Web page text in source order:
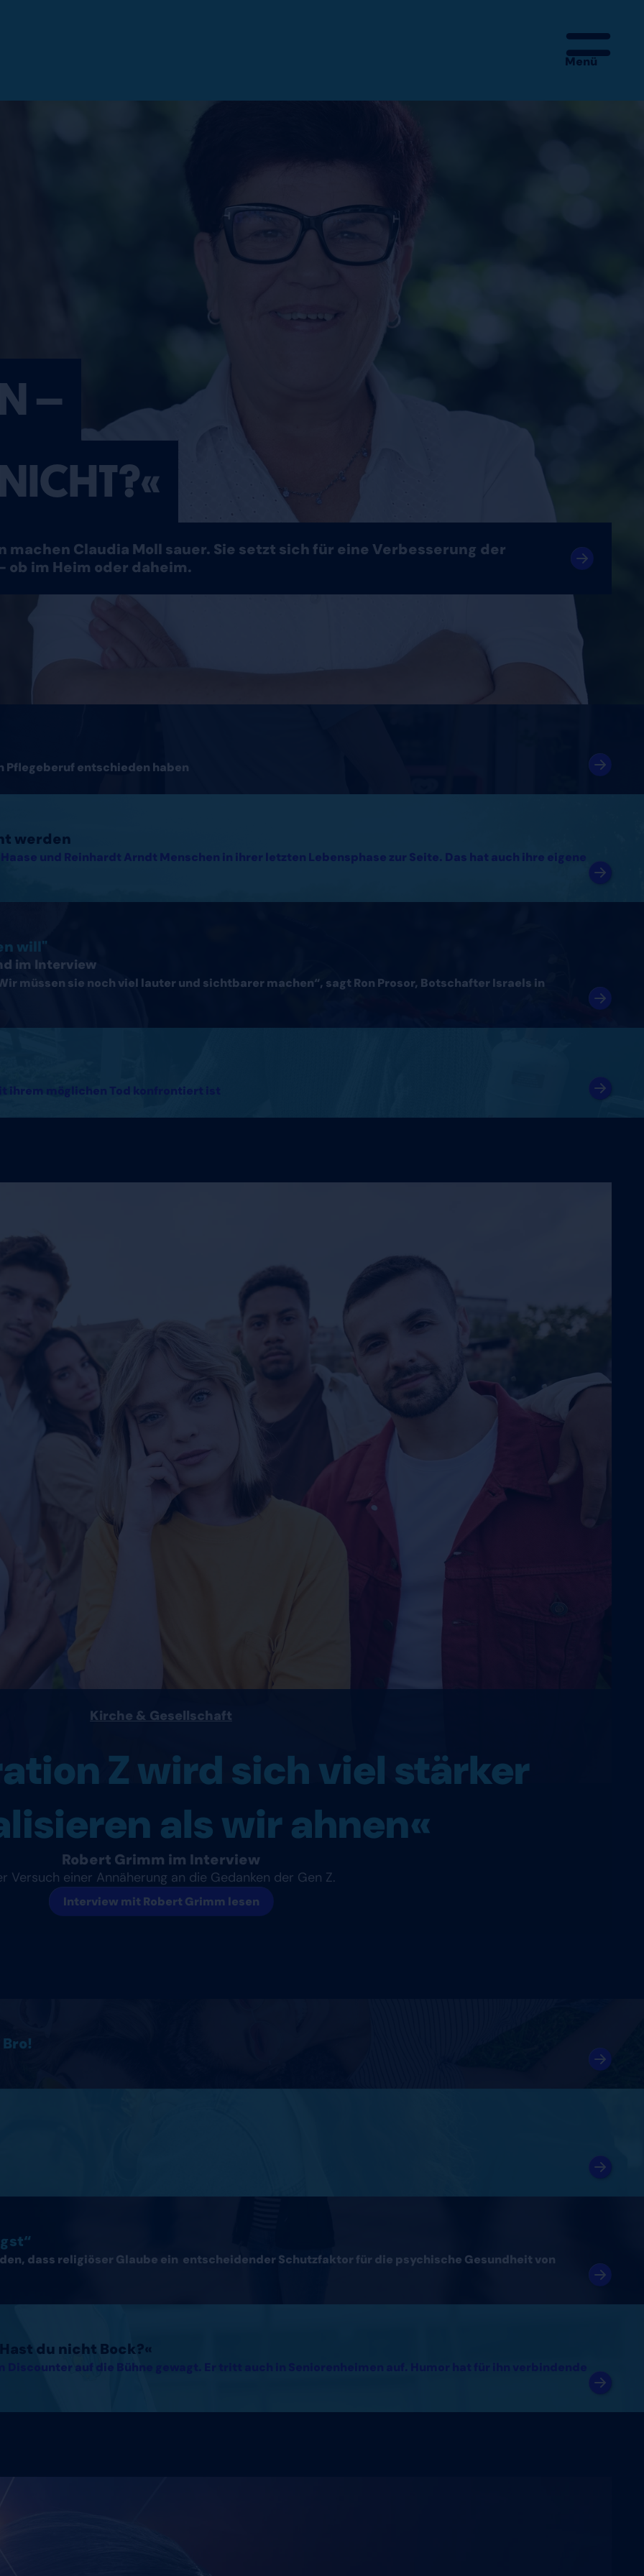
Menü
WASCHLAPPEN – MEHR IST
–
machen Claudia Moll sauer. Sie setzt sich für eine Verbesserung der
ob im Heim oder daheim.
Pflegeberuf entschieden haben
werden
und Reinhardt Arndt Menschen in ihrer letzten Lebensphase zur Seite. Das hat auch ihre eigene
will"
im Interview
müssen sie noch viel lauter und sichtbarer machen“, sagt Ron Prosor, Botschafter Israels in
ihrem möglichen Tod konfrontiert ist
Kirche & Gesellschaft
Z wird sich viel stärker
als wir ahnen«
Robert Grimm im Interview
Versuch einer Annäherung an die Gedanken der Gen Z.
Interview mit Robert Grimm lesen
dass religiöser Glaube ein entscheidender Schutzfaktor für die psychische Gesundheit von
du nicht Bock?«
Discounter auf die Bühne gewagt. Er tritt auch in Seniorenheimen auf. Humor hat für ihn verbindende